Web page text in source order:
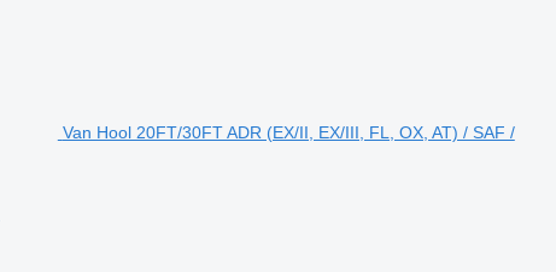
Van Hool 20FT/30FT ADR (EX/II, EX/III, FL, OX, AT) / SAF /